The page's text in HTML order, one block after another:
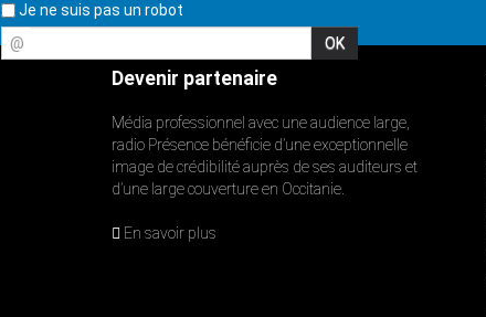
Je ne suis pas un robot
@
Devenir partenaire
Média professionnel avec une audience large,
radio Présence bénéficie d’une exceptionnelle
image de crédibilité auprès de ses auditeurs et
d’une large couverture en Occitanie.
En savoir plus